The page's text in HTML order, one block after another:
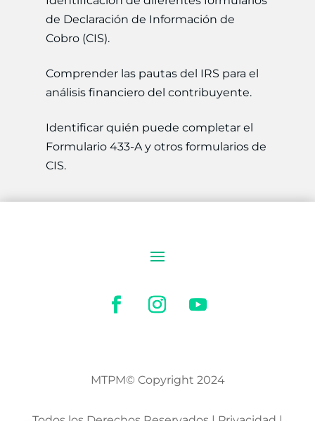
de Declaración de Información de
Cobro (CIS).
Comprender las pautas del IRS para el
análisis financiero del contribuyente.
Identificar quién puede completar el
Formulario 433-A y otros formularios de
CIS.
MTPM© Copyright 2024